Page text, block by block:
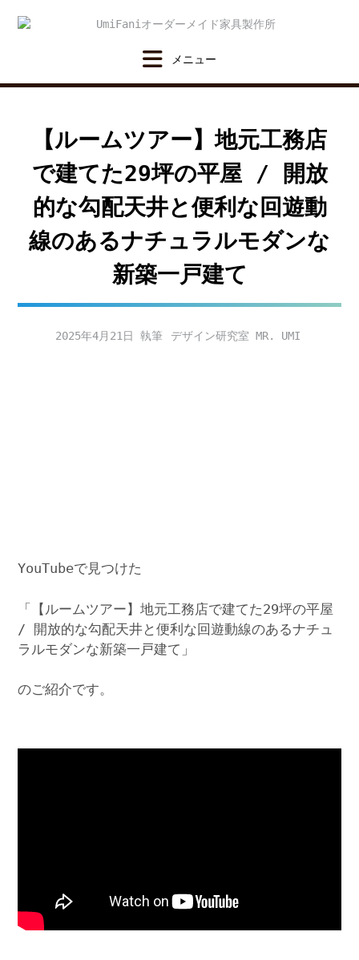
【ルームツアー】地元工務店
で建てた29坪の平屋 / 開放
的な勾配天井と便利な回遊動
線のあるナチュラルモダンな
新築一戸建て
2025年4月21日 デザイン研究室 MR. UMI
YouTubeで見つけた
「【ルームツアー】地元工務店で建てた29坪の平屋
/ 開放的な勾配天井と便利な回遊動線のあるナチュ
ラルモダンな新築一戸建て」
のご紹介です。